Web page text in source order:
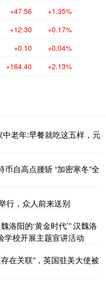
+47.56 +1.35%
+12.30 +0.17%
+0.10 +0.04%
+164.40 +2.13%
老年:早餐就吃这五样，元
自高点腰斩 “加密寒冬”全
行，众人前来送别
洛阳的‘黄金时代’” 汉魏洛
学校开展主题宣讲活动
在关联”，英国驻美大使被